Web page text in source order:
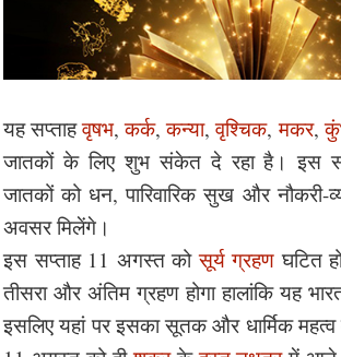
यह सप्ताहवृषभ,कर्क,कन्या,वृश्चिक,मकर,
जातकों के लिए शुभ संकेत दे रहा है। इस
जातकों को धन, पारिवारिक सुख और नौकरी-
अवसर मिलेंगे।
इस सप्ताह 11 अगस्त कोसूर्य ग्रहण घटित
तीसरा और अंतिम ग्रहण होगा हालांकि यह
इसलिए यहां पर इसका सूतक और धार्मिक महत्व